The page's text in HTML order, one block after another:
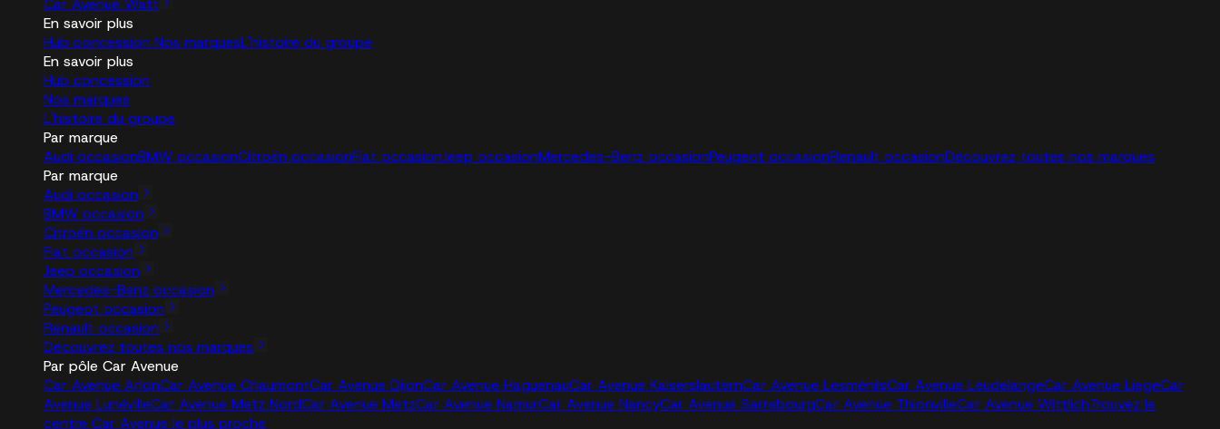
Car Avenue Watt
En savoir plus
Hub concession Nos marquesL'histoire du groupe
En savoir plus
Hub concession
Nos marques
L'histoire du groupe
Par marque
Audi occasionBMW occasionCitroën occasionFiat occasionJeep occasionMercedes-Benz occasionPeugeot occasionRenault occasionDécouvrez toutes nos marques
Par marque
Audi occasion
BMW occasion
Citroën occasion
Fiat occasion
Jeep occasion
Mercedes-Benz occasion
Peugeot occasion
Renault occasion
Découvrez toutes nos marques
Par pôle Car Avenue
Car Avenue ArlonCar Avenue ChaumontCar Avenue DijonCar Avenue HaguenauCar Avenue KaiserslauternCar Avenue LesménilsCar Avenue LeudelangeCar Avenue LiegeCar
Avenue LunévilleCar Avenue Metz NordCar Avenue MetzCar Avenue NamurCar Avenue NancyCar Avenue SarrebourgCar Avenue ThionvilleCar Avenue WittlichTrouvez le
centre Car Avenue le plus proche